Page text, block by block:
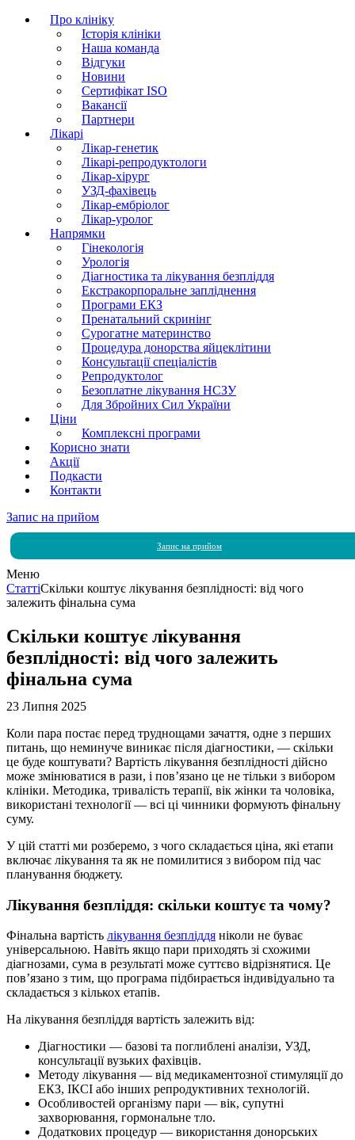
Про клініку
Історія клініки
Наша команда
Вiдгуки
Новини
Сертифікат ISO
Вакансії
Партнери
Лікарі
Лікар-генетик
Лікарі-репродуктологи
Лікар-хірург
УЗД-фахівець
Лікар-ембріолог
Лікар-уролог
Напрямки
Гінекологія
Урологія
Діагностика та лікування безпліддя
Екстракорпоральне запліднення
Програми ЕКЗ
Пренатальний скринінг
Сурогатне материнство
Процедура донорства яйцеклітини
Консультації спеціалістів
Репродуктолог
Безоплатне лікування НСЗУ
Для Збройних Сил України
Ціни
Комплексні програми
Корисно знати
Акції
Подкасти
Контакти
Запис на прийом
Запис на прийом
Меню
СтаттіСкільки коштує лікування безплідності: від чого
залежить фінальна сума
Скільки коштує лікування
безплідності: від чого залежить
фінальна сума
23 Липня 2025
Коли пара постає перед труднощами зачаття, одне з перших
питань, що неминуче виникає після діагностики, — скільки
це буде коштувати? Вартість лікування безплідності дійсно
може змінюватися в рази, і пов’язано це не тільки з вибором
клініки. Методика, тривалість терапії, вік жінки та чоловіка,
використані технології — всі ці чинники формують фінальну
суму.
У цій статті ми розберемо, з чого складається ціна, які етапи
включає лікування та як не помилитися з вибором під час
планування бюджету.
Лікування безпліддя: скільки коштує та чому?
Фінальна вартість лікування безпліддя ніколи не буває
універсальною. Навіть якщо пари приходять зі схожими
діагнозами, сума в результаті може суттєво відрізнятися. Це
пов’язано з тим, що програма підбирається індивідуально та
складається з кількох етапів.
На лікування безпліддя вартість залежить від:
Діагностики — базові та поглиблені аналізи, УЗД,
консультації вузьких фахівців.
Методу лікування — від медикаментозної стимуляції до
ЕКЗ, ІКСІ або інших репродуктивних технологій.
Особливостей організму пари — вік, супутні
захворювання, гормональне тло.
Додаткових процедур — використання донорських